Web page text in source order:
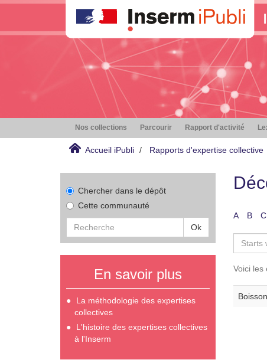
Nos collections Parcourir Rapport d'activité
Accueil iPubli Rapports d'expertise collective
Chercher dans le dépôt
Cette communauté
Ok
En savoir plus
La méthodologie des expertises
collectives
L'histoire des expertises collectives
à l'Inserm
A B C
Voici les